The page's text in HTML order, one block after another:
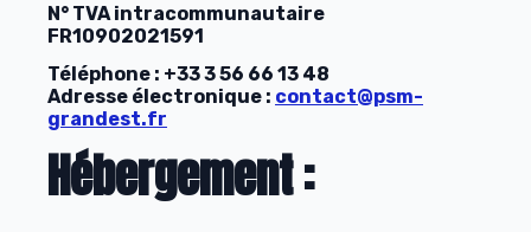
N° TVA intracommunautaire
FR10902021591
Téléphone : +33 3 56 66 13 48
Adresse électronique : contact@psm-
grandest.fr
Hébergement :